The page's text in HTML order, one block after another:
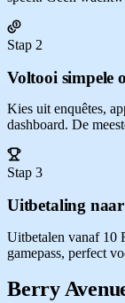
Stap 2
Voltooi simpele
Kies uit enquêtes,
dashboard. De
Stap 3
Uitbetaling
Uitbetalen vanaf 10
gamepass, perfect
Berry